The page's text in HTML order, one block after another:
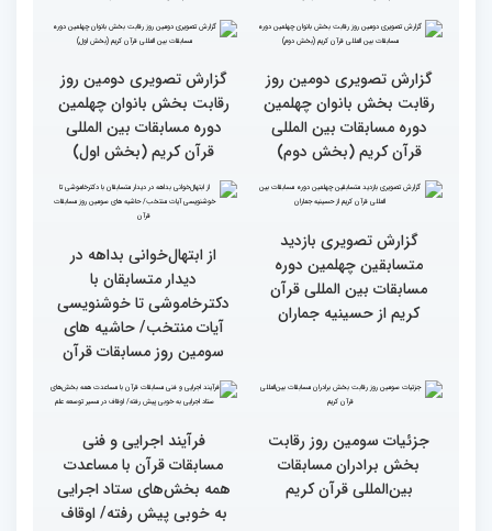
صمیمی رئیس سازمان اوقاف
خواهران و برادران،
متسابقین چهلمین دوره
مسابقات بین المللی قرآن
کریم(بخش دوم)
صمیمی رئیس سازمان اوقاف
خواهران و برادران،
متسابقین چهلمین دوره
مسابقات بین المللی قرآن
کریم(بخش اول)
گزارش تصویری دومین روز
رقابت بخش بانوان چهلمین
دوره مسابقات بین المللی
قرآن کریم (بخش دوم)
گزارش تصویری دومین روز
رقابت بخش بانوان چهلمین
دوره مسابقات بین المللی
قرآن کریم (بخش اول)
گزارش تصویری بازدید
متسابقین چهلمین دوره
مسابقات بین المللی قرآن
کریم از حسینیه جماران
دیدار متسابقان با
دکترخاموشی تا خوشنویسی
آیات منتخب/ حاشیه های
سومین روز مسابقات قرآن